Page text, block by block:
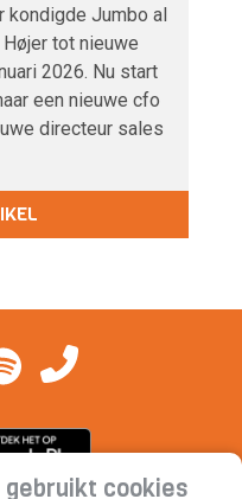
kondigde Jumbo al
tot nieuwe
2026. Nu start
een nieuwe cfo
directeur sales
gebruikt cookies